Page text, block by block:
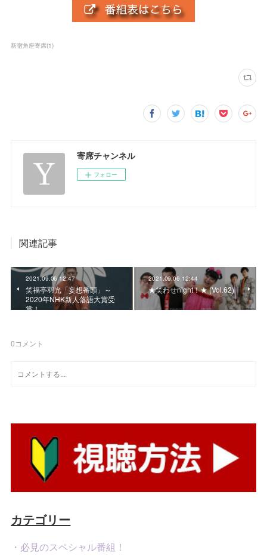
新宿角座寄席(1)
寄席チャンネル
フォロー
関連記事
2021.09.06 12:47
笑福亭羽光「妄想番頭」～
2020年NHK新人落語大賞受
賞！
2021.09.06 12:44
★笑わせnight！★ (Vol.62)
0コメント
カテゴリー
・必見のスペシャル番組！